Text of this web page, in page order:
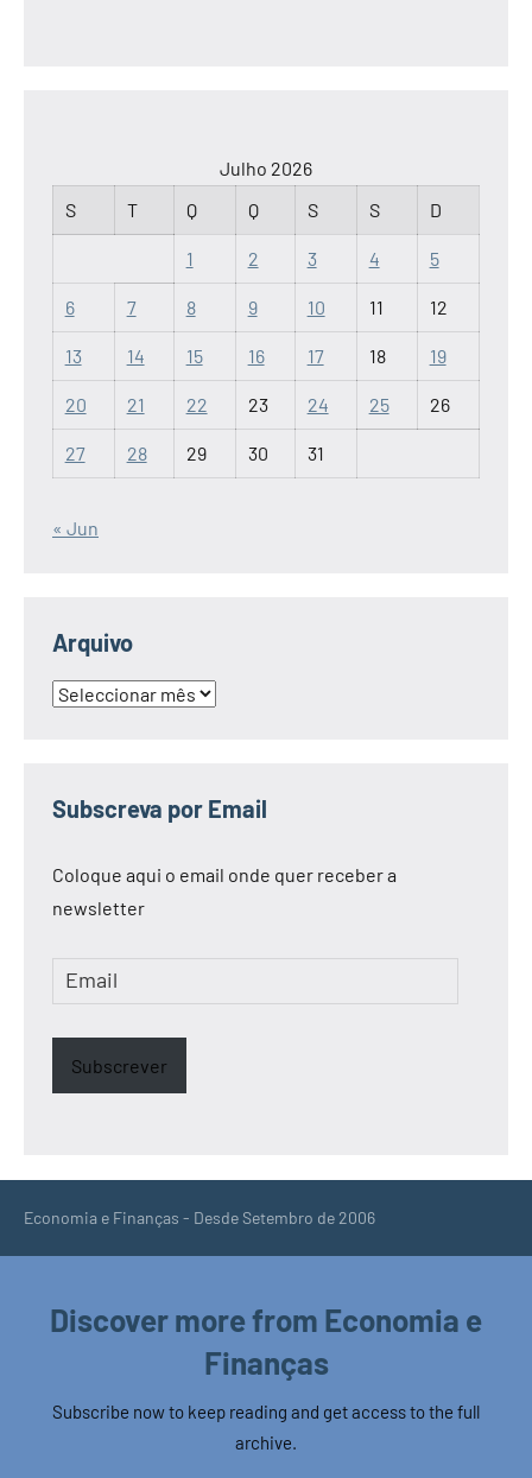
Julho 2026
S
T Q Q S S D
1 2 3 4 5
6 7 8 9 10 11 12
13 14 15 16 17 18 19
20 21 22 23 24 25 26
27 28 29 30 31
« Jun
Arquivo
Arquivo
Subscreva por Email
Coloque aqui o email onde quer receber a
newsletter
Email
Subscrever
Economia e Finanças - Desde Setembro de 2006
Discover more from Economia e
Finanças
Subscribe now to keep reading and get access to the full
archive.